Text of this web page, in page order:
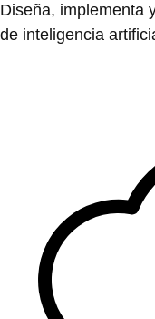
Diseña, implementa
de inteligencia